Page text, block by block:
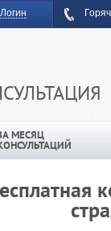
Логин
МЕСЯЦ